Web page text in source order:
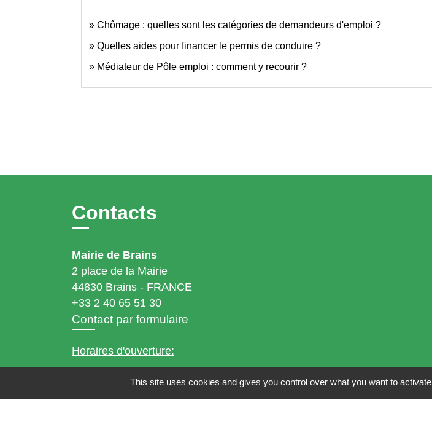
Chômage : quelles sont les catégories de demandeurs d'emploi ?
Quelles aides pour financer le permis de conduire ?
Médiateur de Pôle emploi : comment y recourir ?
Contacts
Mairie de Brains
2 place de la Mairie
44830 Brains - FRANCE
+33 2 40 65 51 30
Contact par formulaire
Horaires d'ouverture:
Lundi : 14h - 17hThis site uses cookies and gives you control over what you want to activate